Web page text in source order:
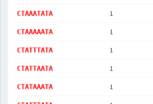
CTAAATATA 1
CTAAAAATA 1
CTATTTATA 1
CTATTAATA 1
CTATAAATA 1